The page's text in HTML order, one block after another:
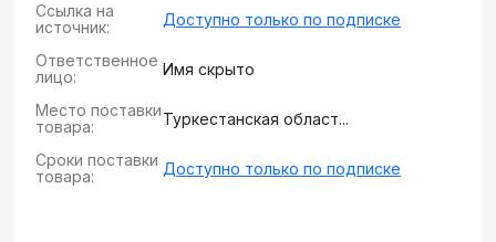
Ссылка на
источник:
Доступно только по подписке
Ответственное
лицо:
Имя скрыто
Место поставки
товара:
Туркестанская област...
Сроки поставки
товара:
Доступно только по подписке